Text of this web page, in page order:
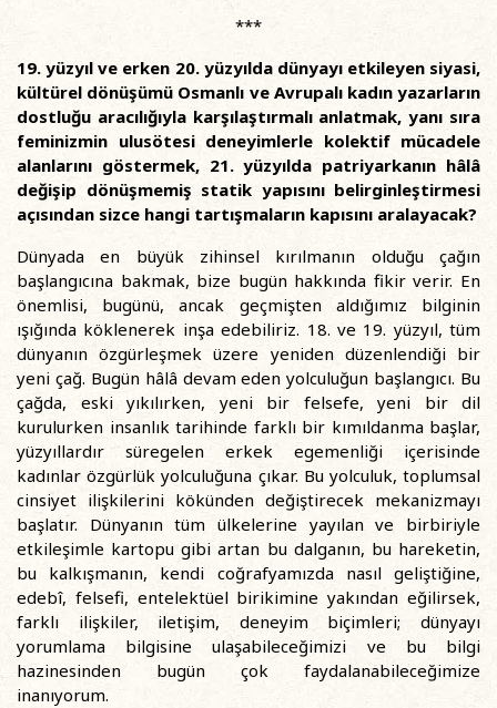
***
19. yüzyıl ve erken 20. yüzyılda dünyayı etkileyen siyasi,
kültürel dönüşümü Osmanlı ve Avrupalı kadın yazarların
dostluğu aracılığıyla karşılaştırmalı anlatmak, yanı sıra
feminizmin ulusötesi deneyimlerle kolektif mücadele
alanlarını göstermek, 21. yüzyılda patriyarkanın hâlâ
değişip dönüşmemiş statik yapısını belirginleştirmesi
açısından sizce hangi tartışmaların kapısını aralayacak?
Dünyada en büyük zihinsel kırılmanın olduğu çağın
başlangıcına bakmak, bize bugün hakkında fikir verir. En
önemlisi, bugünü, ancak geçmişten aldığımız bilginin
ışığında köklenerek inşa edebiliriz. 18. ve 19. yüzyıl, tüm
dünyanın özgürleşmek üzere yeniden düzenlendiği bir
yeni çağ. Bugün hâlâ devam eden yolculuğun başlangıcı. Bu
çağda, eski yıkılırken, yeni bir felsefe, yeni bir dil
kurulurken insanlık tarihinde farklı bir kımıldanma başlar,
yüzyıllardır süregelen erkek egemenliği içerisinde
kadınlar özgürlük yolculuğuna çıkar. Bu yolculuk, toplumsal
cinsiyet ilişkilerini kökünden değiştirecek mekanizmayı
başlatır. Dünyanın tüm ülkelerine yayılan ve birbiriyle
etkileşimle kartopu gibi artan bu dalganın, bu hareketin,
bu kalkışmanın, kendi coğrafyamızda nasıl geliştiğine,
edebî, felsefi, entelektüel birikimine yakından eğilirsek,
farklı ilişkiler, iletişim, deneyim biçimleri; dünyayı
yorumlama bilgisine ulaşabileceğimizi ve bu bilgi
hazinesinden bugün çok faydalanabileceğimize
inanıyorum.